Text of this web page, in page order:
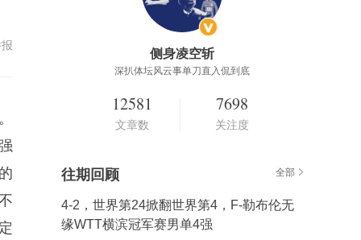
侧身凌空斩
深扒体坛风云事单刀直入侃到底
12581
文章数
7698
关注度
往期回顾 全部
4-2，世界第24掀翻世界第4，F-勒布伦无
缘WTT横滨冠军赛男单4强